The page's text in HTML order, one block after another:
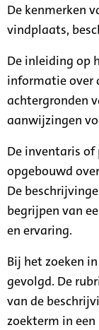
De kenmerken
vindplaats,
De inleiding op
informatie over
achtergronden
aanwijzingen
De inventaris
opgebouwd
De
begrijpen van
en ervaring.
Bij het zoeken
gevolgd. De
van de
zoekterm in